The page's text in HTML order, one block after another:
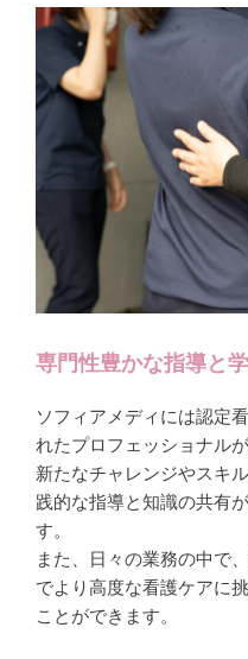
専門性豊かな指導と
ソフィアメディには認定
れたプロフェッショナル
新たなチャレンジやスキ
践的な指導と知識の共有
す。
また、日々の業務の中で
でより高度な看護ケアに
ことができます。